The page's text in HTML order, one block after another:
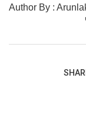
Author By :